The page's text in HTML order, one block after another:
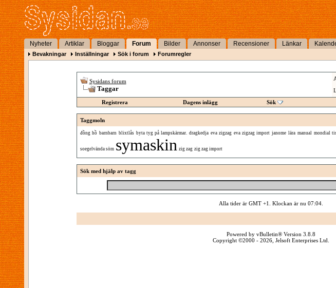
Nyheter Artiklar Bloggar Forum Bilder Annonser Recensioner Länkar
Bevakningar Inställningar Sök i forum Forumregler
Sysidans forum
Taggar
Registrera
Dagens inlägg Sök
Taggmoln
đồng hồ barnbarn blixtlås byta tyg på lampskärmar. dragkedja eva zigzag eva zigzag import janome lära manual mondial
soegelvända söm symaskin zig zag zig zag import
Sök med hjälp av tagg
Alla tider är GMT +1. Klockan är nu 07:04
Powered by vBulletin® Version 3.8.8
Copyright ©2000 - 2026, Jelsoft Enterprises Ltd.